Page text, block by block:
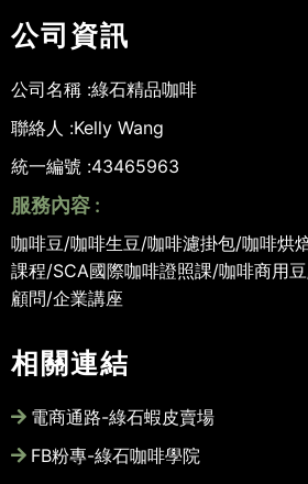
公司資訊
公司名稱 :綠石精品咖啡
聯絡人 :Kelly Wang
統一編號 :43465963
服務內容 :
咖啡豆/咖啡生豆/咖啡濾掛包/咖啡烘
課程/SCA國際咖啡證照課/咖啡商用
顧問/企業講座
相關連結
電商通路-綠石蝦皮賣場
FB粉專-綠石咖啡學院